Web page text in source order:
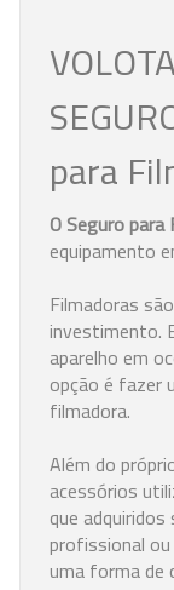
para
O Seguro
equipamento
Filmadoras
investimento.
aparelho em
opção é fazer
filmadora.
Além do
acessórios
que
profissional
uma forma de